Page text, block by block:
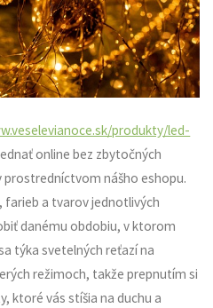
produkty/led-
online bez zbytočných
nášho eshopu.
farieb a tvarov jednotlivých
danému obdobiu, v ktorom
týka svetelných reťazí na
režimoch, takže prepnutím si
ktoré vás stíšia na duchu a